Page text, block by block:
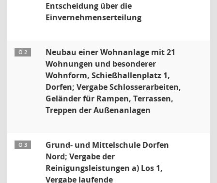
Entscheidung über die
Einvernehmenserteilung
Ö 2
Neubau einer Wohnanlage mit 21
Wohnungen und besonderer
Wohnform, Schießhallenplatz 1,
Dorfen; Vergabe Schlosserarbeiten,
Geländer für Rampen, Terrassen,
Treppen der Außenanlagen
Ö 3
Grund- und Mittelschule Dorfen
Nord; Vergabe der
Reinigungsleistungen a) Los 1,
Vergabe laufende